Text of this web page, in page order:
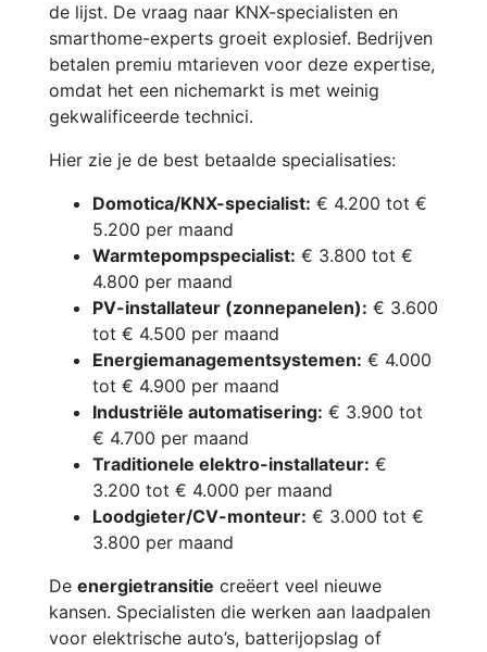
de lijst. De vraag naar KNX-specialisten en
smarthome-experts groeit explosief. Bedrijven
betalen premiu mtarieven voor deze expertise,
omdat het een nichemarkt is met weinig
gekwalificeerde technici.
Hier zie je de best betaalde specialisaties:
Domotica/KNX-specialist: € 4.200 tot €
5.200 per maand
Warmtepompspecialist: € 3.800 tot €
4.800 per maand
PV-installateur (zonnepanelen): € 3.600
tot € 4.500 per maand
Energiemanagementsystemen: € 4.000
tot € 4.900 per maand
Industriële automatisering: € 3.900 tot
€ 4.700 per maand
Traditionele elektro-installateur: €
3.200 tot € 4.000 per maand
Loodgieter/CV-monteur: € 3.000 tot €
3.800 per maand
De energietransitie creëert veel nieuwe
kansen. Specialisten die werken aan laadpalen
voor elektrische auto’s, batterijopslag of